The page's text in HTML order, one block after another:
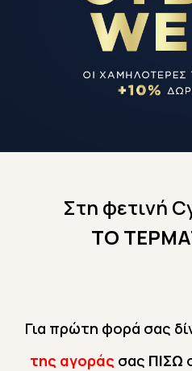
Στη φετινή
ΤΟ
Για πρώτη φορά σας
της αγοράς σας ΠΙΣΩ